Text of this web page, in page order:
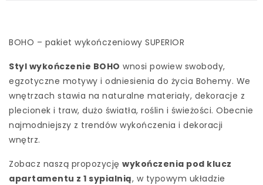
BOHO – pakiet wykończeniowy SUPERIOR
Styl wykończenie BOHO wnosi powiew swobody,
egzotyczne motywy i odniesienia do życia Bohemy. We
wnętrzach stawia na naturalne materiały, dekoracje z
plecionek i traw, dużo światła, roślin i świeżości. Obecnie
najmodniejszy z trendów wykończenia i dekoracji
wnętrz.
Zobacz naszą propozycję wykończenia pod klucz
apartamentu z 1 sypialnią, w typowym układzie